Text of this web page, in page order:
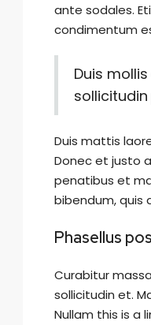
ante sodales.
condimentum
Duis
Duis mattis
Donec et justo
penatibus et
bibendum, quis
Phasellus
Curabitur
sollicitudin et.
Nullam this is a